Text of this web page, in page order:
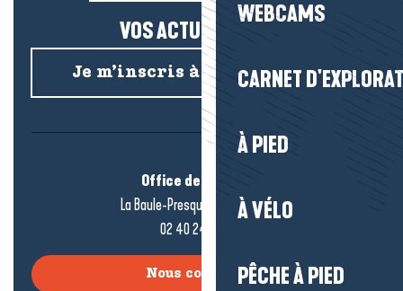
WEBCAMS
CARNET
À PIED
À VÉLO
PÊCHE À PIED
VOS ACTUS SALÉES !
Je m’inscris à la newsletter
Office de tourisme
La Baule-Presqu’île de Guérande
02 40 24 34 44
Nous contacter